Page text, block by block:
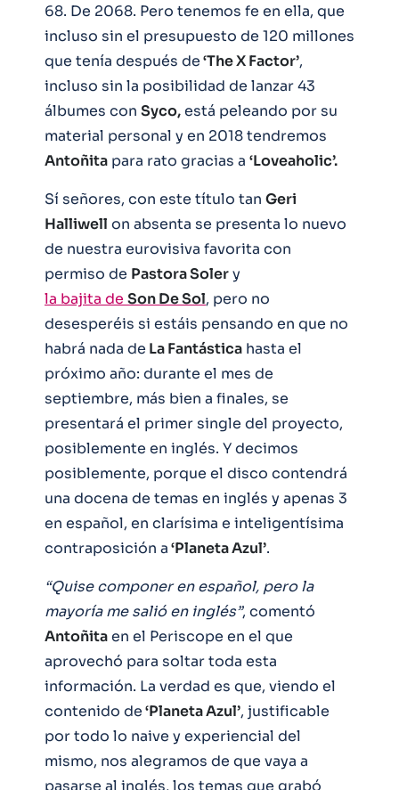
68. De 2068. Pero tenemos fe en ella, que
incluso sin el presupuesto de 120 millones
que tenía después de‘The X Factor’,
incluso sin la posibilidad de lanzar 43
álbumes con Syco,está peleando por su
material personal y en 2018 tendremos
Antoñita para rato gracias a ‘Loveaholic’.
Sí señores, con este título tan Geri
Halliwell on absenta se presenta lo nuevo
de nuestra eurovisiva favorita con
permiso de Pastora Solery
la bajita de Son De Sol, pero no
desesperéis si estáis pensando en que no
habrá nada de La Fantástica hasta el
próximo año: durante el mes de
septiembre, más bien a finales, se
presentará el primer single del proyecto,
posiblemente en inglés. Y decimos
posiblemente, porque el disco contendrá
una docena de temas en inglés y apenas 3
en español, en clarísima e inteligentísima
contraposición a‘Planeta Azul’.
“Quise componer en español, pero la
mayoría me salió en inglés”, comentó
Antoñitaen el Periscope en el que
aprovechó para soltar toda esta
información. La verdad es que, viendo el
contenido de‘Planeta Azul’, justificable
por todo lo naive y experiencial del
mismo, nos alegramos de que vaya a
pasarse al inglés, los temas que grabó